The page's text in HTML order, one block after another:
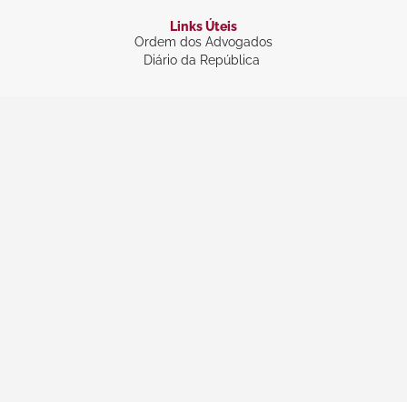
Links Úteis
Ordem dos Advogados
Diário da República